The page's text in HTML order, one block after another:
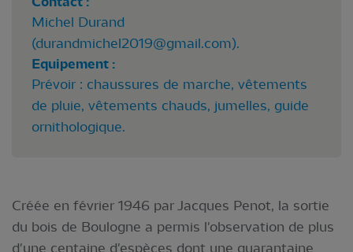
Michel Durand
(durandmichel2019@gmail.com).
Equipement :
Prévoir : chaussures de marche, vêtements
de pluie, vêtements chauds, jumelles, guide
ornithologique.
Créée en février 1946 par Jacques Penot, la sortie
du bois de Boulogne a permis l'observation de plus
d'une centaine d'espèces dont une quarantaine